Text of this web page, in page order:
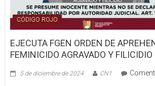
CÓDIGO ROJO
EJECUTA FGEN ORDEN DE
FEMINICIDO AGRAVADO Y FILICIDIO
5 de diciembre de 2024 CN1